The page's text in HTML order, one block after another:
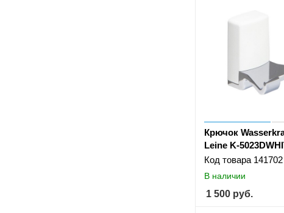
Крючок
Leine K-
Код товара 141702
В наличии
1 500 руб.